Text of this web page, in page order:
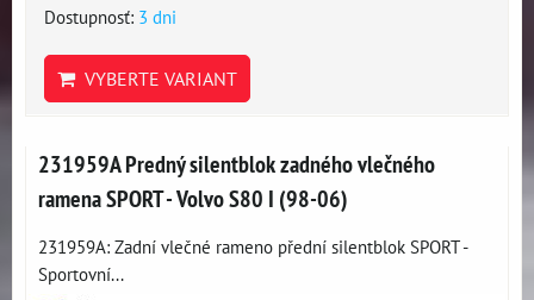
Dostupnosť: 3 dni
VYBERTE VARIANT
231959A Predný silentblok zadného vlečného
ramena SPORT - Volvo S80 I (98-06)
231959A: Zadní vlečné rameno přední silentblok SPORT -
Sportovní...